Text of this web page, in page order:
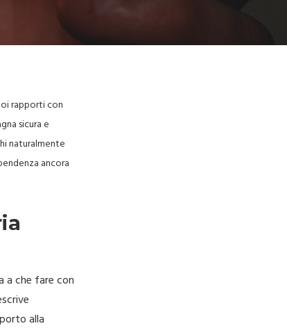
rapporti con
sicura e
naturalmente
ancora
a che fare con
alla